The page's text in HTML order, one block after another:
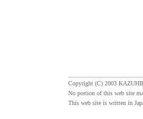
Copyright (C) 2003
No portion of this web site
This web site is written in